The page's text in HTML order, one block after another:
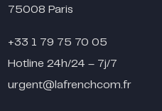
75008 Paris
+33 1 79 75 70 05
Hotline 24h/24 – 7j/7
urgent@lafrenchcom.fr